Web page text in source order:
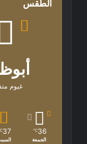
الطقس
غيوم
36
℃
الجمعة
37